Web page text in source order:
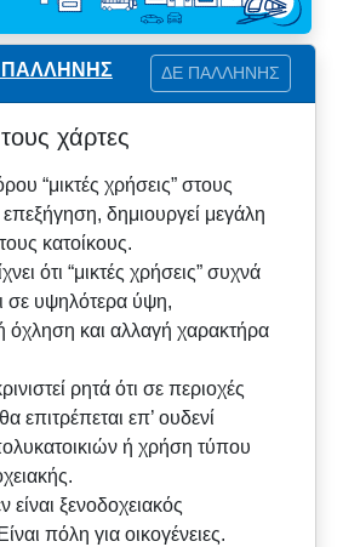
ΔΕ ΠΑΛΛΗΝΗΣ
χάρτες
“μικτές χρήσεις” στους
δημιουργεί μεγάλη
κατοίκους.
ότι “μικτές χρήσεις” συχνά
σε υψηλότερα ύψη,
όχληση και αλλαγή χαρακτήρα
ρητά ότι σε περιοχές
επιτρέπεται επ’ ουδενί
ή χρήση τύπου
ξενοδοχειακός
πόλη για οικογένειες.